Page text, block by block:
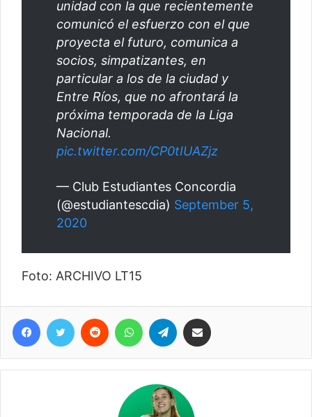
unidad con la que recientemente
comunicó el esfuerzo con el que
proyecta el futuro, comunica a
socios, simpatizantes, en
particular a los de la ciudad y
Entre Ríos, que no afrontará la
próxima temporada de la Liga
Nacional.
pic.twitter.com/CP0tIUAZjz
— Club Estudiantes Concordia
(@estudiantescdia) September 5,
2020
Foto: ARCHIVO LT15
Facebook
Twitter Reddit WhatsAppTelegram